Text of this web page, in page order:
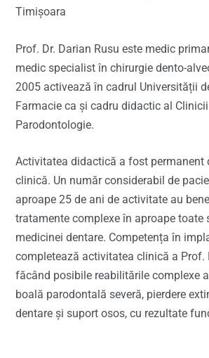
Timișoara
Prof. Dr. Darian Rusu este medic
medic specialist în chirurgie dento-
2005 activează în cadrul Universității
Farmacie ca și cadru didactic al
Parodontologie.
Activitatea didactică a fost permanent
clinică. Un număr considerabil de
aproape 25 de ani de activitate au
tratamente complexe în aproape toate
medicinei dentare. Competența în
completează activitatea clinică a Prof.
făcând posibile reabilitările complexe
boală parodontală severă, pierdere
dentare și suport osos, cu rezultate